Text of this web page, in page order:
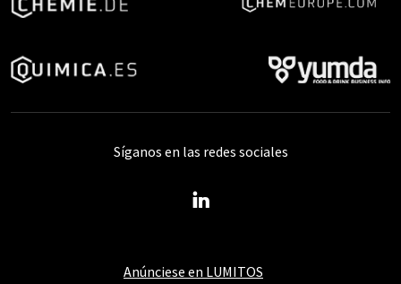
Anúnciese en LUMITOS
Síganos en las redes sociales